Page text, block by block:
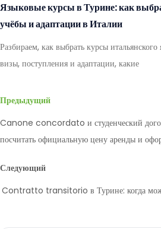
Языковые курсы в Турине: как
учёбы и адаптации в Италии
Разбираем, как выбрать курсы
визы, поступления и адаптации, какие
Предыдущий
Canone concordato и студенческий
посчитать официальную цену аренды и
Следующий
Contratto transitorio в Турине: когда